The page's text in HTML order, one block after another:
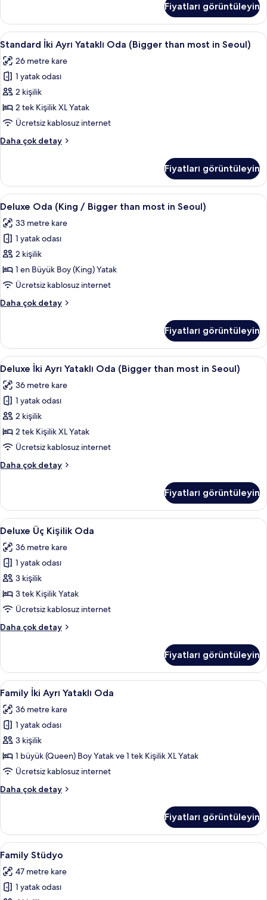
fotoğrafları
görün
Bigger
than
most
Seoul)
hakkında
daha
fazla
detay
Fiyatları görüntüleyin
Standard
İki
Ayrı
Yataklı
Oda
(Bigger
than
in
tüm
fotoğrafları
görün
Odada kasa, masa, güneşlik/perde, ses
5
Standard İki Ayrı Yataklı Oda (Bigger than most in Seoul)
26 metre kare
1 yatak odası
2 kişilik
2 tek Kişilik XL Yatak
Ücretsiz kablosuz internet
Daha çok detay
Standard
Oda
(Bigger
than
in
Seoul)
hakkında
daha
fazla
detay
Fiyatları görüntüleyin
Deluxe
Oda
(King
/
Bigger
than
most
Seoul)
fotoğrafları
görün
Deluxe Oda (King / Bigger than most
3
Deluxe Oda (King / Bigger than most in Seoul)
33 metre kare
1 yatak odası
2 kişilik
1 en Büyük Boy (King) Yatak
Ücretsiz kablosuz internet
Daha çok detay
Deluxe
Bigger
than
most
Seoul)
hakkında
daha
fazla
detay
Fiyatları görüntüleyin
Deluxe
İki
Ayrı
Yataklı
Oda
(Bigger
than
in
tüm
fotoğrafları
görün
Deluxe İki Ayrı Yataklı Oda (Bigger
4
Deluxe İki Ayrı Yataklı Oda (Bigger than most in Seoul)
36 metre kare
1 yatak odası
2 kişilik
2 tek Kişilik XL Yatak
Ücretsiz kablosuz internet
Daha çok detay
Deluxe
Oda
(Bigger
than
in
Seoul)
hakkında
daha
fazla
detay
Fiyatları görüntüleyin
Deluxe
Üç
Kişilik
Oda
için
tüm
fotoğrafları
Deluxe Üç Kişilik Oda | Odada kasa,
5
Deluxe Üç Kişilik Oda
36 metre kare
1 yatak odası
3 kişilik
3 tek Kişilik Yatak
Ücretsiz kablosuz internet
Daha çok detay
Deluxe
hakkında
daha
fazla
Fiyatları görüntüleyin
Family
İki
Ayrı
Yataklı
Oda
için
tüm
görün
Family İki Ayrı Yataklı Oda | Odada
4
Family İki Ayrı Yataklı Oda
36 metre kare
1 yatak odası
3 kişilik
1 büyük (Queen) Boy Yatak ve 1 tek Kişilik XL Yatak
Ücretsiz kablosuz internet
Daha çok detay
Family
Oda
hakkında
daha
detay
Fiyatları görüntüleyin
Family
Stüdyo
için
tüm
Family Stüdyo | Odada kasa, masa,
7
Family Stüdyo
47 metre kare
1 yatak odası